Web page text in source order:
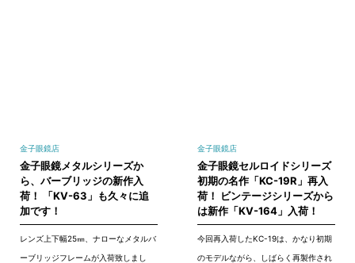
金子眼鏡店
金子眼鏡メタルシリーズか
ら、バーブリッジの新作入
荷！ 「KV-63」も久々に追
加です！
レンズ上下幅25㎜、ナローなメタルバ
ーブリッジフレームが入荷致しまし
金子眼鏡店
金子眼鏡セルロイドシリーズ
初期の名作「KC-19R」再入
荷！ ビンテージシリーズから
は新作「KV-164」入荷！
今回再入荷したKC-19は、かなり初期
のモデルながら、しばらく再製作され